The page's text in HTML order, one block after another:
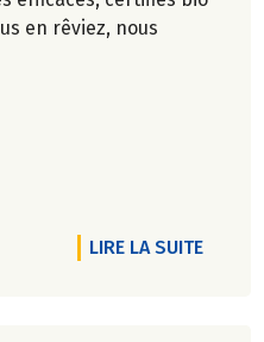
en rêviez, nous
LIRE LA SUITEDE